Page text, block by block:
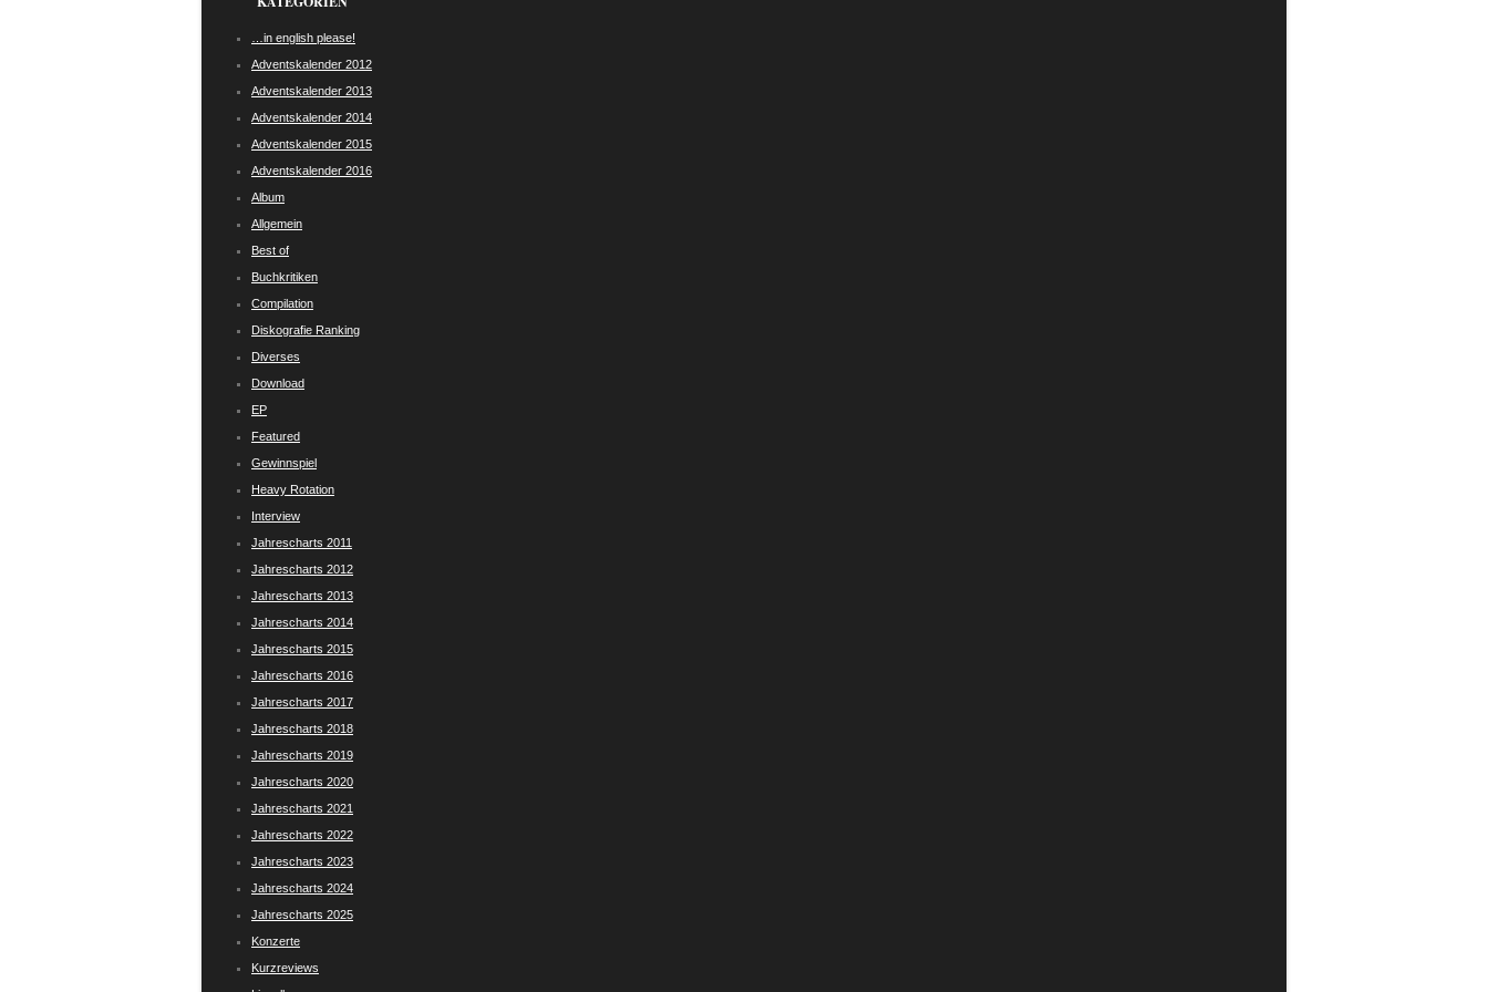
…in english please!
Adventskalender 2012
Adventskalender 2013
Adventskalender 2014
Adventskalender 2015
Adventskalender 2016
Album
Allgemein
Best of
Buchkritiken
Compilation
Diskografie Ranking
Diverses
Download
EP
Featured
Gewinnspiel
Heavy Rotation
Interview
Jahrescharts 2011
Jahrescharts 2012
Jahrescharts 2013
Jahrescharts 2014
Jahrescharts 2015
Jahrescharts 2016
Jahrescharts 2017
Jahrescharts 2018
Jahrescharts 2019
Jahrescharts 2020
Jahrescharts 2021
Jahrescharts 2022
Jahrescharts 2023
Jahrescharts 2024
Jahrescharts 2025
Konzerte
Kurzreviews